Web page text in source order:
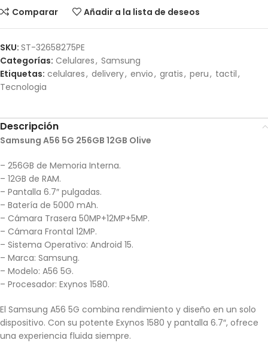
Comparar Añadir a la lista de deseos
SKU: ST-32658275PE
Categorías: Celulares, Samsung
Etiquetas: celulares, delivery, envio, gratis, peru, tactil,
Tecnologia
Descripción
Samsung A56 5G 256GB 12GB Olive
– 256GB de Memoria Interna.
– 12GB de RAM.
– Pantalla 6.7″ pulgadas.
– Batería de 5000 mAh.
– Cámara Trasera 50MP+12MP+5MP.
– Cámara Frontal 12MP.
– Sistema Operativo: Android 15.
– Marca: Samsung.
– Modelo: A56 5G.
– Procesador: Exynos 1580.
El Samsung A56 5G combina rendimiento y diseño en un solo
dispositivo. Con su potente Exynos 1580 y pantalla 6.7″, ofrece
una experiencia fluida siempre.